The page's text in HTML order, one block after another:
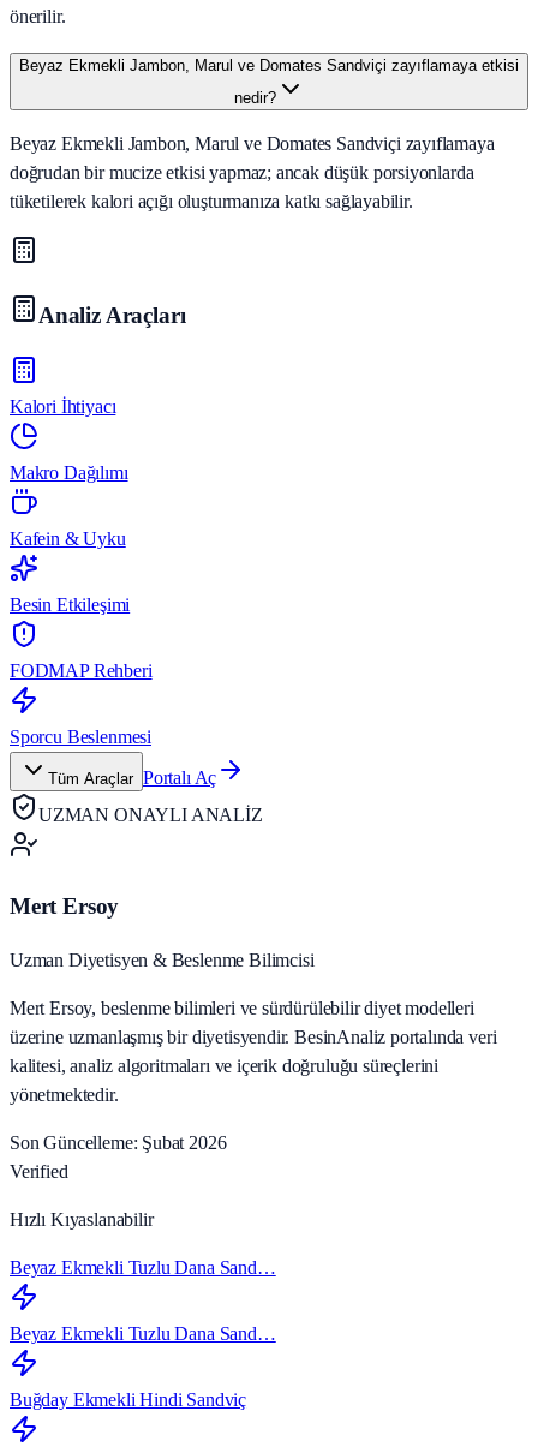
önerilir.
Beyaz Ekmekli Jambon, Marul ve Domates Sandviçi zayıflamaya etkisi
nedir?
Beyaz Ekmekli Jambon, Marul ve Domates Sandviçi zayıflamaya
doğrudan bir mucize etkisi yapmaz; ancak düşük porsiyonlarda
tüketilerek kalori açığı oluşturmanıza katkı sağlayabilir.
Analiz Araçları
Kalori İhtiyacı
Makro Dağılımı
Kafein & Uyku
Besin Etkileşimi
FODMAP Rehberi
Sporcu Beslenmesi
Tüm Araçlar Portalı Aç
UZMAN ONAYLI ANALİZ
Mert Ersoy
Uzman Diyetisyen & Beslenme Bilimcisi
Mert Ersoy, beslenme bilimleri ve sürdürülebilir diyet modelleri
üzerine uzmanlaşmış bir diyetisyendir. BesinAnaliz portalında veri
kalitesi, analiz algoritmaları ve içerik doğruluğu süreçlerini
yönetmektedir.
Son Güncelleme: Şubat 2026
Verified
Hızlı Kıyaslanabilir
Beyaz Ekmekli Tuzlu Dana Sand…
Beyaz Ekmekli Tuzlu Dana Sand…
Buğday Ekmekli Hindi Sandviç